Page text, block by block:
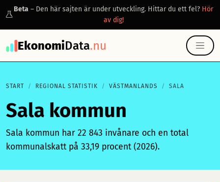
Beta – Den här sajten är under utveckling. Hittar du ett fel? Hör
av dig!
EkonomiData.nu
START REGIONAL STATISTIK VÄSTMANLANDS SALA
Sala kommun
Sala kommun har 22 843 invånare och en total
kommunalskatt på 33,19 procent (2026).